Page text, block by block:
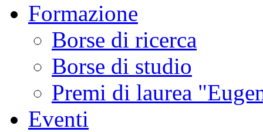
Formazione
Borse di ricerca
Borse di studio
Premi di laurea
Eventi